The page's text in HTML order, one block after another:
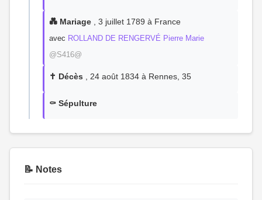
💑 Mariage , 3 juillet 1789 à France
avec ROLLAND DE RENGERVÉ Pierre Marie
@S416@
✝️ Décès , 24 août 1834 à Rennes, 35
⚰️ Sépulture
📝 Notes